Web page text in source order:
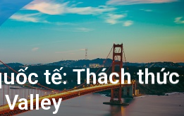
tế: Thách thức